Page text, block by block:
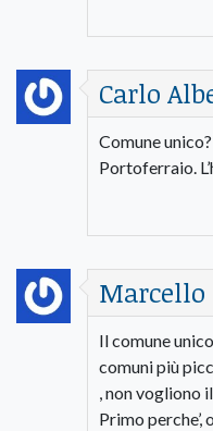
Carlo
Comune
Portoferraio.
Marcello
Il comune
comuni più
, non vogliono
Primo